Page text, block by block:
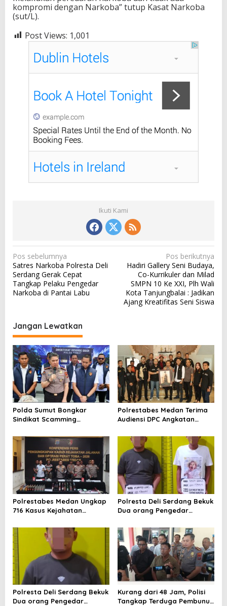
kompromi dengan Narkoba” tutup Kasat Narkoba
(sut/L).
Post Views: 1,001
Ikuti Kami
N
a
v
i
a
s
i
p
o
s
Pos sebelumnya
Satres Narkoba Polresta Deli
Serdang Gerak Cepat
Tangkap Pelaku Pengedar
Narkoba di Pantai Labu
Pos berikutnya
Hadiri Gallery Seni Budaya,
Co-Kurrikuler dan Milad
SMPN 10 Ke XXI, Plh Wali
Kota Tanjungbalai : Jadikan
Ajang Kreatifitas Seni Siswa
Jangan Lewatkan
Polda Sumut Bongkar
Sindikat Scamming
Medan, Korban Rugi Rp6,7
Polrestabes Medan Terima
Audiensi DPC Angkatan
Perkuat Sinergitas Jaga
Kamtibmas
Polrestabes Medan Ungkap
716 Kasus Kejahatan
Pekat Toba 2026, 906
Tersangka Diamankan
Polresta Deli Serdang Bekuk
Dua orang Pengedar
Polresta Deli Serdang Bekuk
Dua orang Pengedar
Kurang dari 48 Jam, Polisi
Tangkap Terduga Pembunuh